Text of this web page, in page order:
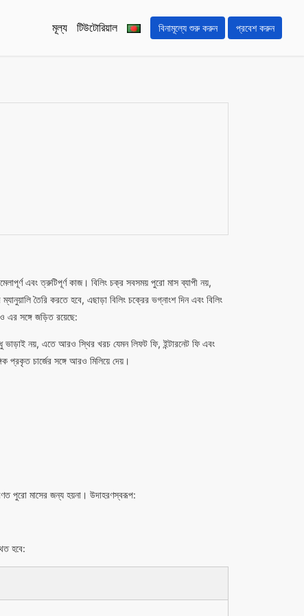
মূল্য টিউটোরিয়াল বিনামূল্যে শুরু করুন প্রবেশ করুন
এবং ত্রুটিপূর্ণ কাজ। বিলিং চক্র সবসময় পুরো মাস ব্যাপী নয়,
তৈরি করতে হবে, এছাড়া বিলিং চক্রের ভগ্নাংশ দিন এবং বিলিং
এর সঙ্গে জড়িত রয়েছে:
ভাড়াই নয়, এতে আরও স্থির খরচ যেমন লিফট ফি, ইন্টারনেট ফি এবং
প্রকৃত চার্জের সঙ্গে আরও মিলিয়ে দেয়।
পুরো মাসের জন্য হয়না। উদাহরণস্বরূপ:
হবে: